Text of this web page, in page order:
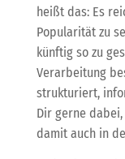
heißt das: Es
Popularität zu
künftig so zu
Verarbeitung
strukturiert,
Dir gerne dabei,
damit auch in